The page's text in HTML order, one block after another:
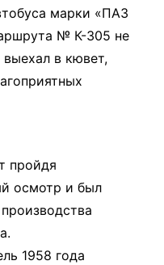
марки «ПАЗ
№ К-305 не
в кювет,
пройдя
осмотр и был
1958 года